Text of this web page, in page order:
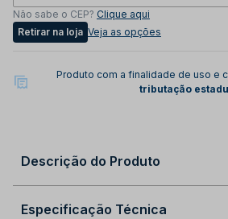
Não sabe o CEP? Clique aqui
Retirar na loja Veja as opções
Produto com a finalidade de uso e
tributação
Descrição do Produto
Especificação Técnica